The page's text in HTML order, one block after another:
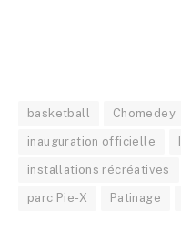
basketball Chomedey
inauguration officielle
installations récréatives
parc Pie-X Patinage